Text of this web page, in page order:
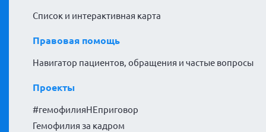
Список и интерактивная карта
Правовая помощь
Навигатор пациентов, обращения и частые вопросы
Проекты
#гемофилияНЕприговор
Гемофилия за кадром